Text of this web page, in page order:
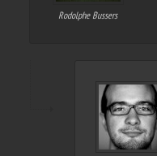
Rodolphe Bussers